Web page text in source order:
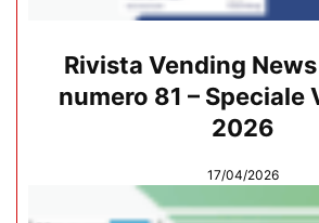
Rivista Vending
numero 81 – Speciale
2026
17/04/2026